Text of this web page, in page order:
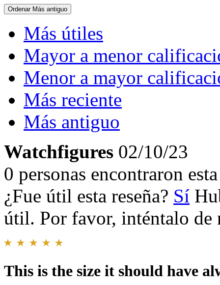
Ordenar Más antiguo
Más útiles
Mayor a menor
Menor a mayor
Más reciente
Más antiguo
Watchfigures 02/10/23
0 personas encontraron
¿Fue útil esta reseña? Sí
útil. Por favor, inténtalo de
This is the size it should have